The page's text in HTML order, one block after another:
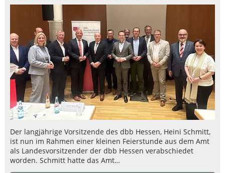
Der langjährige Vorsitzende des dbb Hessen, Heini Schmitt,
ist nun im Rahmen einer kleinen Feierstunde aus dem Amt
als Landesvorsitzender der dbb Hessen verabschiedet
worden. Schmitt hatte das Amt…